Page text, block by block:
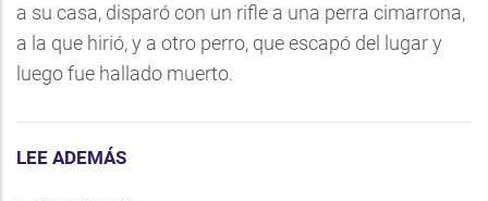
a su casa, disparó con un rifle a una perra cimarrona,
a la que hirió, y a otro perro, que escapó del lugar y
luego fue hallado muerto.
LEE ADEMÁS